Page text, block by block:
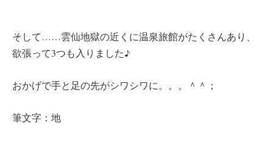
そして……雲仙地獄の近くに温泉旅館がたくさんあり、
欲張って3つも入りました♪
おかげで手と足の先がシワシワに。。。＾＾；
筆文字：地